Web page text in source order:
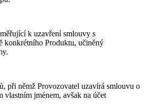
k uzavření smlouvy s
konkrétního Produktu, učiněný
při němž Provozovatel uzavírá smlouvu o
vlastním jménem, avšak na účet